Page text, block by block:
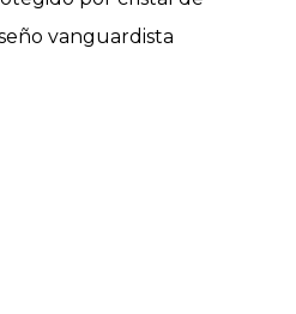
vanguardista